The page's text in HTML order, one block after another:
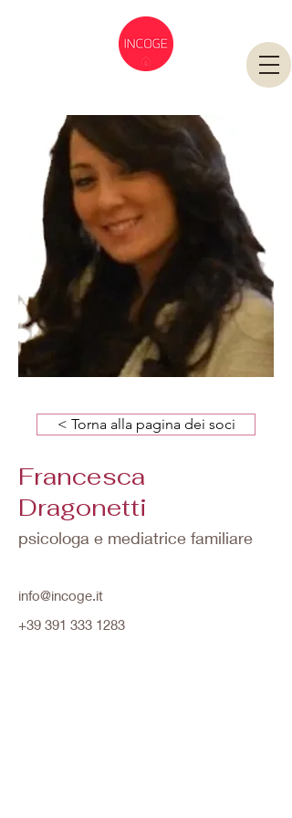
< Torna alla pagina dei soci
Francesca
Dragonetti
psicologa e mediatrice familiare
info@incoge.it
+39 391 333 1283